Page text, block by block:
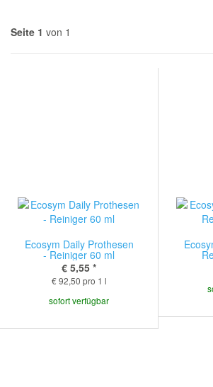
Seite 1 von 1
Ecosym Daily Prothesen
- Reiniger 60 ml
€ 5,55 *
€ 92,50 pro 1 l
sofort verfügbar